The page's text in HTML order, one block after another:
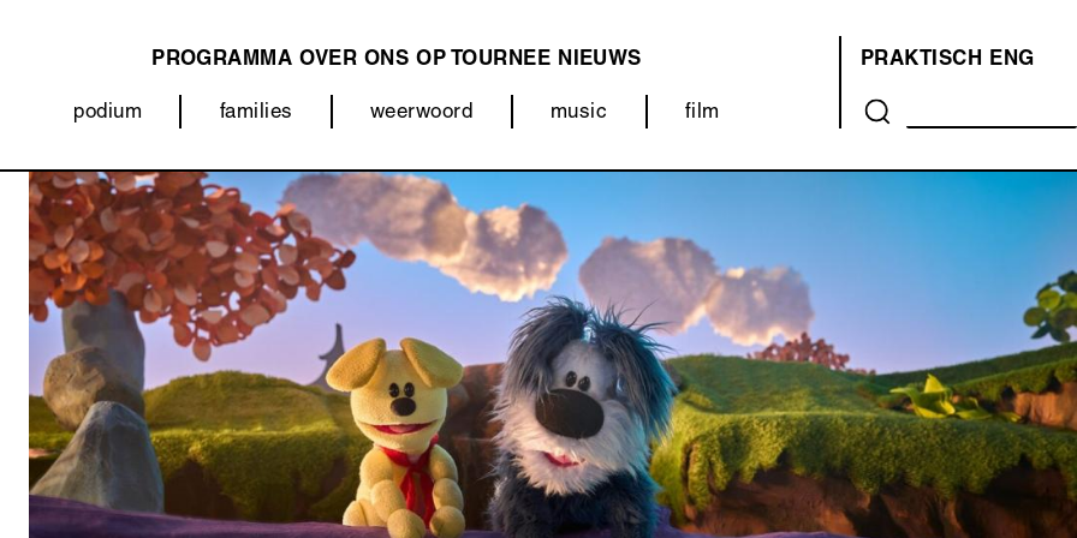
Categorieën
(menu)
podium families weerwoord music film
NAVIGATION
PROGRAMMA OVER ONS OP TOURNEE NIEUWS
OVER
ONS
(MENU)
PRAKTISCH ENG